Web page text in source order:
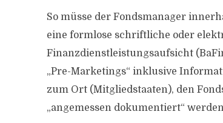
So müsse der Fondsmanager
eine formlose schriftliche oder
Finanzdienstleistungsaufsicht
„Pre-Marketings“ inklusive
zum Ort (Mitgliedstaaten), den
„angemessen dokumentiert“